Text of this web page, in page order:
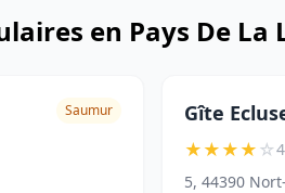
en Pays De La
Saumur Gîte
★★★★☆
5, 44390